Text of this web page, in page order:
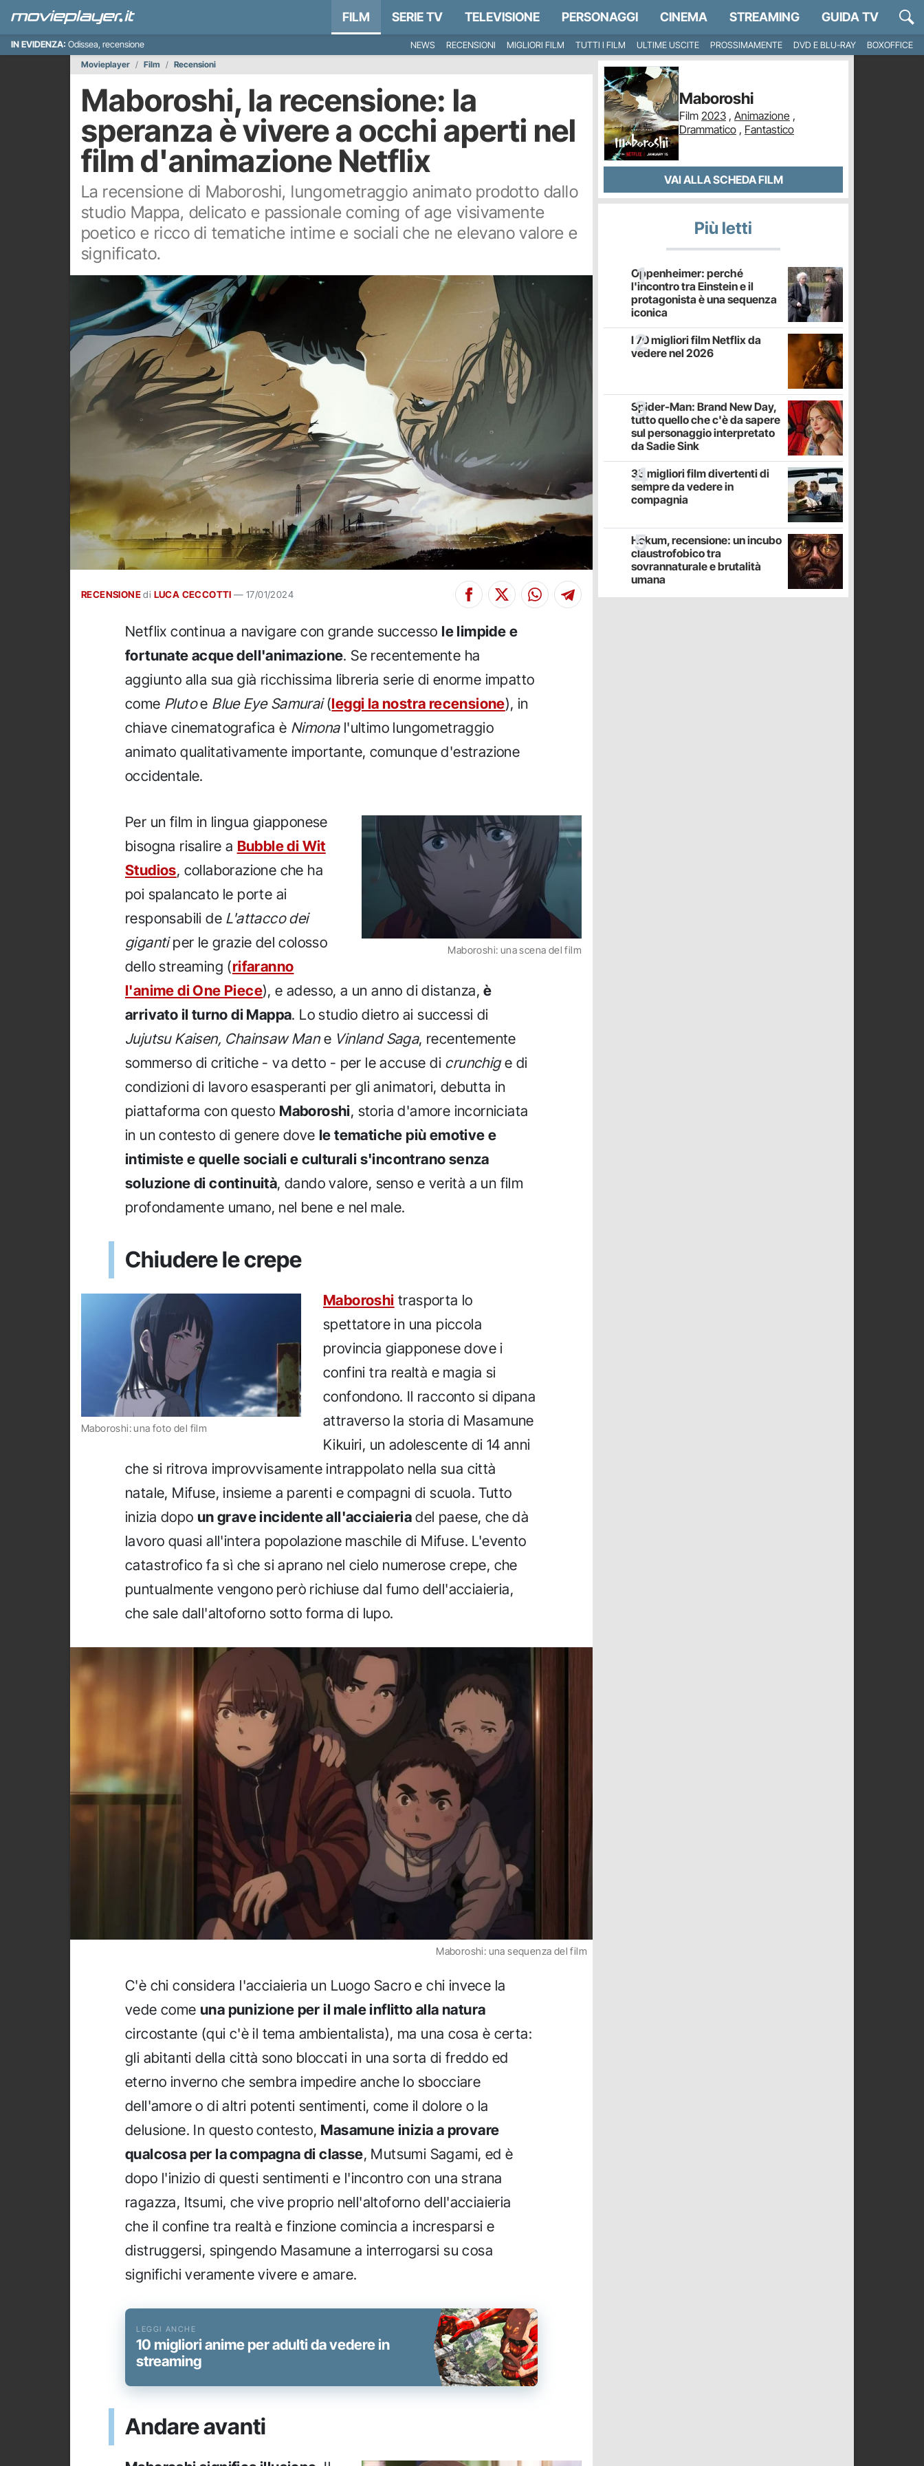
FILM SERIE TV TELEVISIONE PERSONAGGI CINEMA STREAMING GUIDA TV
IN EVIDENZA: Odissea, recensione NEWS RECENSIONI MIGLIORI FILM TUTTI I FILM ULTIME USCITE PROSSIMAMENTE DVD E BLU-RAY
BOXOFFICE
Movieplayer
Film Recensioni
Maboroshi, la recensione: la
speranza è vivere a occhi aperti nel
film d'animazione Netflix
La recensione di Maboroshi, lungometraggio animato prodotto dallo
studio Mappa, delicato e passionale coming of age visivamente
poetico e ricco di tematiche intime e sociali che ne elevano valore e
significato.
RECENSIONE di LUCA CECCOTTI —17/01/2024
Netflix continua a navigare con grande successo le limpide e
fortunate acque dell'animazione. Se recentemente ha
aggiunto alla sua già ricchissima libreria serie di enorme impatto
come Plutoe Blue Eye Samurai(leggi la nostra recensione), in
chiave cinematografica è Nimonal'ultimo lungometraggio
animato qualitativamente importante, comunque d'estrazione
occidentale.
Maboroshi: una scena del film
Per un film in lingua giapponese
bisogna risalire a Bubble di Wit
Studios, collaborazione che ha
poi spalancato le porte ai
responsabili de L'attacco dei
gigantiper le grazie del colosso
dello streaming (rifaranno
l'anime di One Piece), e adesso, a un anno di distanza,è
arrivato il turno di Mappa. Lo studio dietro ai successi di
Jujutsu Kaisen, Chainsaw Mane Vinland Saga, recentemente
sommerso di critiche - va detto - per le accuse di crunchige di
condizioni di lavoro esasperanti per gli animatori, debutta in
piattaforma con questo Maboroshi, storia d'amore incorniciata
in un contesto di genere dove le tematiche più emotive e
intimiste e quelle sociali e culturali s'incontrano senza
soluzione di continuità, dando valore, senso e verità a un film
profondamente umano, nel bene e nel male.
Chiudere le crepe
Maboroshi: una foto del film
Maboroshi trasporta lo
spettatore in una piccola
provincia giapponese dove i
confini tra realtà e magia si
confondono. Il racconto si dipana
attraverso la storia di Masamune
Kikuiri, un adolescente di 14 anni
che si ritrova improvvisamente intrappolato nella sua città
natale, Mifuse, insieme a parenti e compagni di scuola. Tutto
inizia dopo un grave incidente all'acciaieria del paese, che dà
lavoro quasi all'intera popolazione maschile di Mifuse. L'evento
catastrofico fa sì che si aprano nel cielo numerose crepe, che
puntualmente vengono però richiuse dal fumo dell'acciaieria,
che sale dall'altoforno sotto forma di lupo.
Maboroshi: una sequenza del film
C'è chi considera l'acciaieria un Luogo Sacro e chi invece la
vede come una punizione per il male inflitto alla natura
circostante (qui c'è il tema ambientalista), ma una cosa è certa:
gli abitanti della città sono bloccati in una sorta di freddo ed
eterno inverno che sembra impedire anche lo sbocciare
dell'amore o di altri potenti sentimenti, come il dolore o la
delusione. In questo contesto, Masamune inizia a provare
qualcosa per la compagna di classe, Mutsumi Sagami, ed è
dopo l'inizio di questi sentimenti e l'incontro con una strana
ragazza, Itsumi, che vive proprio nell'altoforno dell'acciaieria
che il confine tra realtà e finzione comincia a incresparsi e
distruggersi, spingendo Masamune a interrogarsi su cosa
significhi veramente vivere e amare.
10 migliori anime per adulti da vedere in
streaming
Andare avanti
Maboroshi
Film 2023 , Animazione ,
Drammatico , Fantastico
VAI ALLA SCHEDA FILM
Più letti
Oppenheimer: perché
l'incontro tra Einstein e il
protagonista è una sequenza
iconica
I 70 migliori film Netflix da
vedere nel 2026
Spider-Man: Brand New Day,
tutto quello che c'è da sapere
sul personaggio interpretato
da Sadie Sink
35 migliori film divertenti di
sempre da vedere in
compagnia
Hokum, recensione: un incubo
claustrofobico tra
sovrannaturale e brutalità
umana